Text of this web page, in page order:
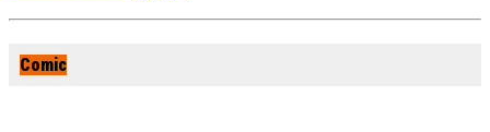
Comic